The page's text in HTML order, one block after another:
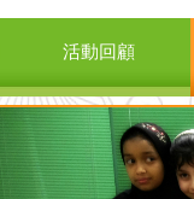
活動回顧